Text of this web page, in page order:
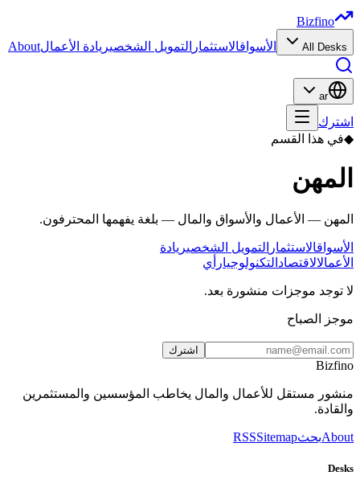
Bizfino
All Desks الأسواقالاستثمار التمويل الشخصيريادة الأعمالAbout
ar
اشترك
◆في هذا القسم
المهن
المهن — الأعمال والأسواق والمال — بلغة يفهمها المحترفون.
الأسواقالاستثمار التمويل الشخصيريادة
الأعمالالاقتصاد التكنولوجيارأي
لا توجد موجزات منشورة بعد.
موجز الصباح
اشترك
Bizfino
منشور مستقل للأعمال والمال يخاطب المؤسسين والمستثمرين
والقادة.
Aboutبحث RSSSitemap
Desks